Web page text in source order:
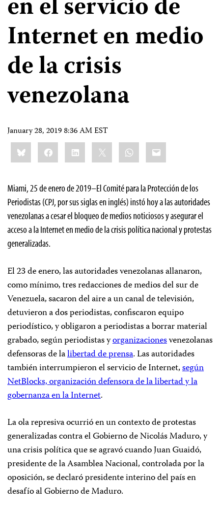
en el servicio de
Internet en medio
de la crisis
venezolana
January 28, 2019 8:36 AM EST
Share
this:BlueskyFacebookLinkedIn WhatsApp
Email
Miami, 25 de enero de 2019–El Comité para la Protección de los
Periodistas (CPJ, por sus siglas en inglés) instó hoy a las autoridades
venezolanas a cesar el bloqueo de medios noticiosos y asegurar el
acceso a la Internet en medio de la crisis política nacional y protestas
generalizadas.
El 23 de enero, las autoridades venezolanas allanaron,
como mínimo, tres redacciones de medios del sur de
Venezuela, sacaron del aire a un canal de televisión,
detuvieron a dos periodistas, confiscaron equipo
periodístico, y obligaron a periodistas a borrar material
grabado, según periodistas yorganizacionesvenezolanas
defensoras de lalibertad de prensa. Las autoridades
también interrumpieron el servicio de Internet,según
NetBlocks, organización defensora de la libertad y la
gobernanza en la Internet.
La ola represiva ocurrió en un contexto de protestas
generalizadas contra el Gobierno de Nicolás Maduro, y
una crisis política que se agravó cuando Juan Guaidó,
presidente de la Asamblea Nacional, controlada por la
oposición, se declaró presidente interino del país en
desafío al Gobierno de Maduro.